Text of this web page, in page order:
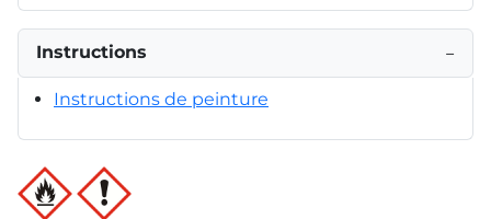
Instructions −
Instructions de peinture